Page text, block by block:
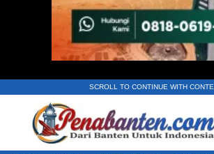
SCROLL TO CONTINUE WITH